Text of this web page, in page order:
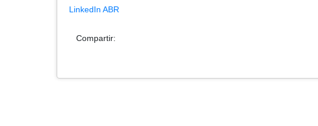
LinkedIn ABR
Compartir: